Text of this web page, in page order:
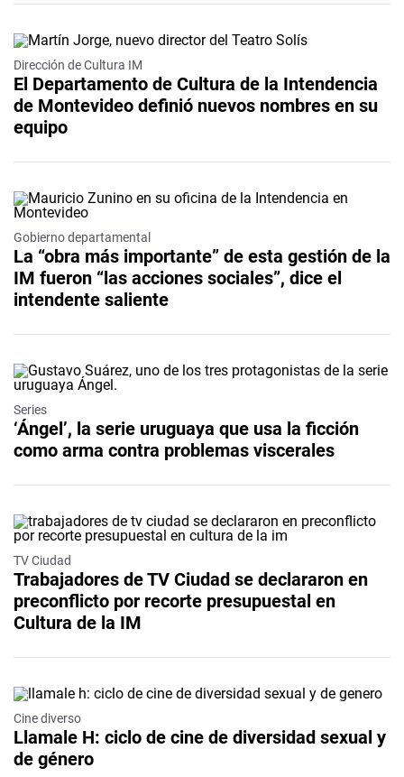
Dirección de Cultura IM
El Departamento de Cultura de la Intendencia
de Montevideo definió nuevos nombres en su
equipo
Gobierno departamental
La “obra más importante” de esta gestión de la
IM fueron “las acciones sociales”, dice el
intendente saliente
Series
‘Ángel’, la serie uruguaya que usa la ficción
como arma contra problemas viscerales
TV Ciudad
Trabajadores de TV Ciudad se declararon en
preconflicto por recorte presupuestal en
Cultura de la IM
Cine diverso
Llamale H: ciclo de cine de diversidad sexual y
de género